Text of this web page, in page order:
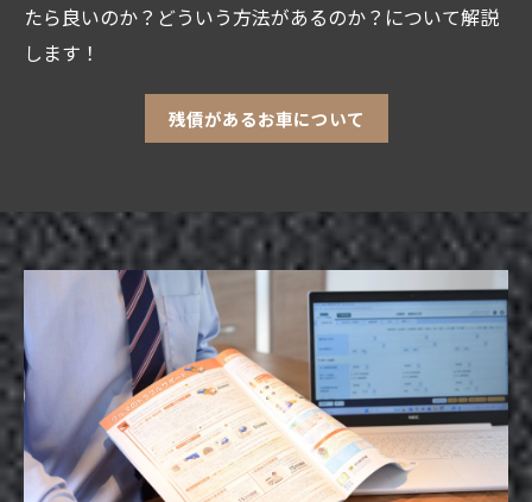
たら良いのか？どういう方法があるのか？について解説
します！
残債があるお車について